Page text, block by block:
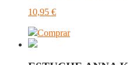
10,95 €
Comprar